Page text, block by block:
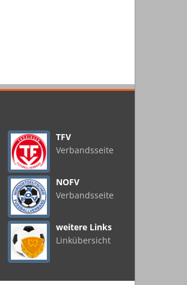
TFV
Verbandsseite
NOFV
Verbandsseite
weitere Links
Linkübersicht